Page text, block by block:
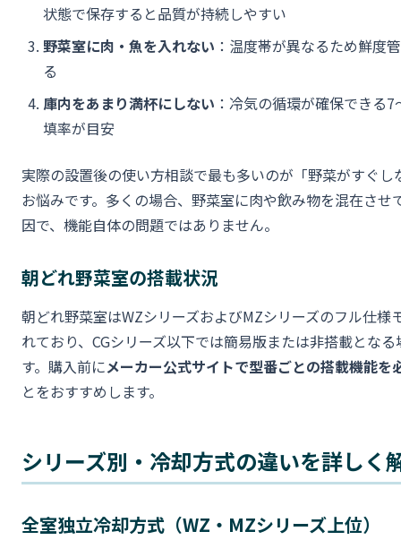
状態で保存すると品質が持続しやすい
野菜室に肉・魚を入れない ：温度帯が異なるため鮮度
る
庫内をあまり満杯にしない ：冷気の循環が確保できる
填率が目安
実際の設置後の使い方相談で最も多いのが「野菜がすぐし
お悩みです。多くの場合、野菜室に肉や飲み物を混在させ
因で、機能自体の問題ではありません。
朝どれ野菜室の搭載状況
朝どれ野菜室はWZシリーズおよびMZシリーズのフル仕様
れており、CGシリーズ以下では簡易版または非搭載とな
す。購入前にメーカー公式サイトで型番ごとの搭載機能を
とをおすすめします。
シリーズ別・冷却方式の違いを詳しく
全室独立冷却方式（WZ・MZシリーズ上位）